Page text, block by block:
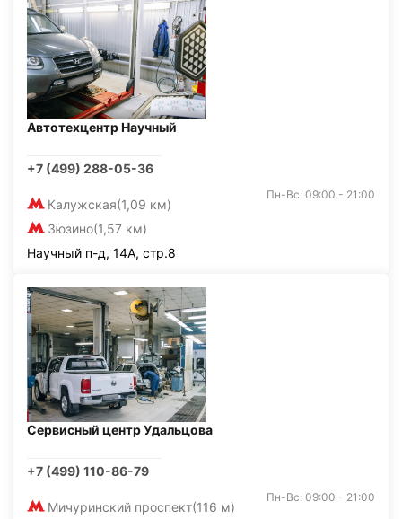
Автотехцентр Научный
+7 (499) 288-05-36
Калужская(1,09 км)
Зюзино(1,57 км)
Пн-Вс: 09:00 - 21:00
Научный п-д, 14А, стр.8
Сервисный центр Удальцова
+7 (499) 110-86-79
Мичуринский проспект(116 м)
Пн-Вс: 09:00 - 21:00